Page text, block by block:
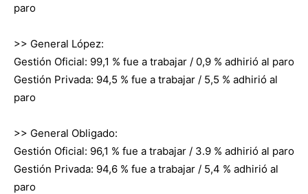
paro
>> General López:
Gestión Oficial: 99,1 % fue a trabajar / 0,9 % adhirió al paro
Gestión Privada: 94,5 % fue a trabajar / 5,5 % adhirió al
paro
>> General Obligado:
Gestión Oficial: 96,1 % fue a trabajar / 3.9 % adhirió al paro
Gestión Privada: 94,6 % fue a trabajar / 5,4 % adhirió al
paro